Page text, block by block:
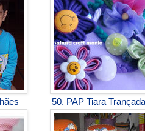
50. PAP Tiara